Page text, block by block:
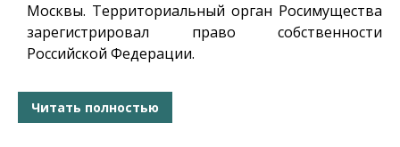
Москвы. Территориальный орган Росимущества
зарегистрировал право собственности
Российской Федерации.
Читать полностью